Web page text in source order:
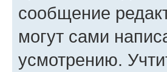
сообщение
могут сами
усмотрению.